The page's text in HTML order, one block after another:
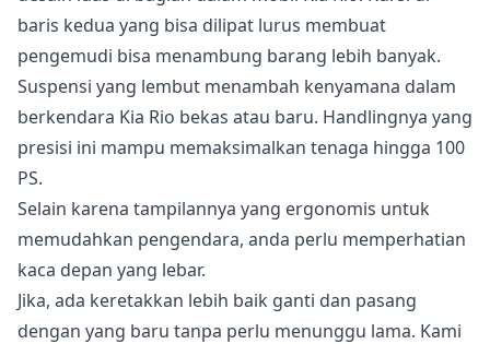
baris kedua yang bisa dilipat lurus membuat
pengemudi bisa menambung barang lebih banyak.
Suspensi yang lembut menambah kenyamana dalam
berkendara Kia Rio bekas atau baru. Handlingnya yang
presisi ini mampu memaksimalkan tenaga hingga 100
PS.
Selain karena tampilannya yang ergonomis untuk
memudahkan pengendara, anda perlu memperhatian
kaca depan yang lebar.
Jika, ada keretakkan lebih baik ganti dan pasang
dengan yang baru tanpa perlu menunggu lama. Kami